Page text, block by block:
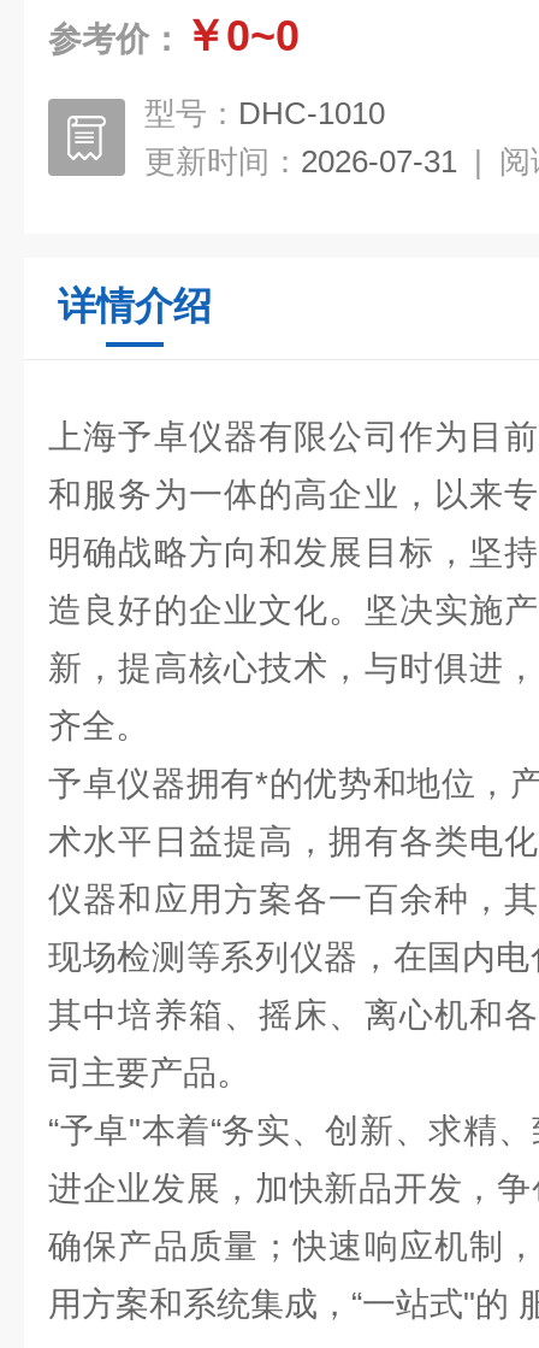
参考价： ￥0~0
型号： DHC-1010
更新时间： 2026-07-31 | 阅
详情介绍
上海予卓仪器有限公司作为目
和服务为一体的高企业，以来
明确战略方向和发展目标，坚
造良好的企业文化。坚决实施
新，提高核心技术，与时俱进
齐全。
予卓仪器拥有*的优势和地位，
术水平日益提高，拥有各类电
仪器和应用方案各一百余种，
现场检测等系列仪器，在国内
其中培养箱、摇床、离心机和
司主要产品。
“予卓"本着“务实、创新、求精
进企业发展，加快新品开发，
确保产品质量；快速响应机制
用方案和系统集成，“一站式"的